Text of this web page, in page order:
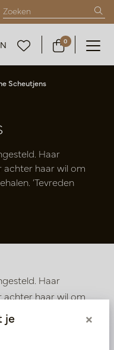
0
Scheutjens
Haar
achter haar wil om
‘Tevreden
Haar
achter haar wil om
‘Tevreden
je
×